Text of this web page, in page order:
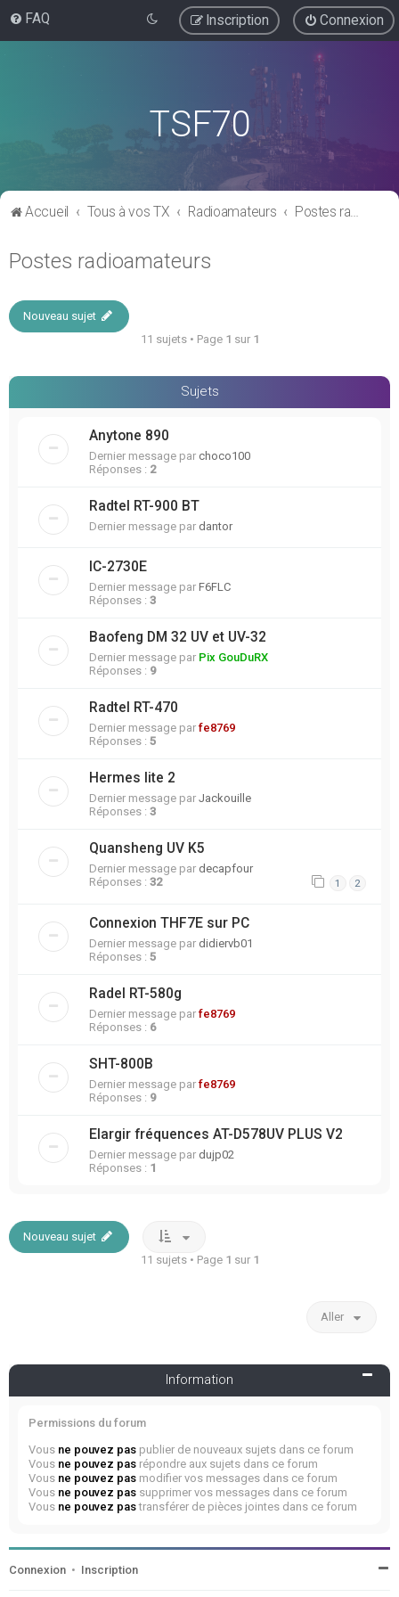
FAQ Connexion
Inscription
TSF70
Accueil Tous à vos TX Radioamateurs Postes radioamateurs
Postes radioamateurs
Nouveau sujet
11 sujets • Page 1 sur 1
Sujets
Anytone 890
Dernier message par choco100
Réponses : 2
Radtel RT-900 BT
Dernier message par dantor
IC-2730E
Dernier message par F6FLC
Réponses : 3
Baofeng DM 32 UV et UV-32
Dernier message par Pix GouDuRX
Réponses : 9
Radtel RT-470
Dernier message par fe8769
Réponses : 5
Hermes lite 2
Dernier message par Jackouille
Réponses : 3
Quansheng UV K5
Dernier message par decapfour
Réponses : 32 1 2
Connexion THF7E sur PC
Dernier message par didiervb01
Réponses : 5
Radel RT-580g
Dernier message par fe8769
Réponses : 6
SHT-800B
Dernier message par fe8769
Réponses : 9
Elargir fréquences AT-D578UV PLUS V2
Dernier message par dujp02
Réponses : 1
Nouveau sujet
11 sujets • Page 1 sur 1
Aller
Information
Permissions du forum
Vous ne pouvez pas publier de nouveaux sujets dans ce forum
Vous ne pouvez pas répondre aux sujets dans ce forum
Vous ne pouvez pas modifier vos messages dans ce forum
Vous ne pouvez pas supprimer vos messages dans ce forum
Vous ne pouvez pastransférer de pièces jointes dans ce forum
Connexion • Inscription